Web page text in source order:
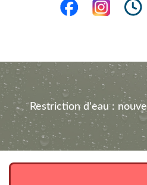
Restriction d'eau :